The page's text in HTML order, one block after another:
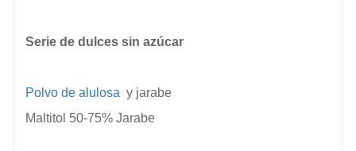
Serie de dulces sin azúcar
Polvo de alulosa y jarabe
Maltitol 50-75% Jarabe